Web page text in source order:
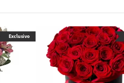
Exclusivo